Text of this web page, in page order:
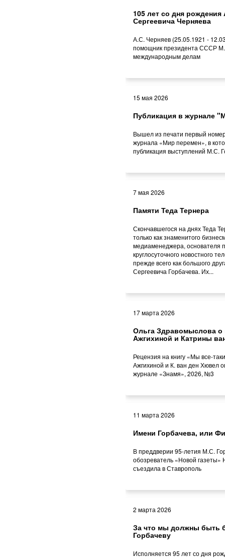
105 лет со дня рождения
Сергеевича Черняева
А.С. Черняев (25.05.1921 -
помощник президента СССР
международным делам
15 мая 2026
Публикация в журнале
Вышел из печати первый
журнала «Мир перемен», в
публикация выступлений М.С.
7 мая 2026
Памяти Теда Тернера
Скончавшегося на днях Теда
только как знаменитого
медиаменеджера, основателя
круглосуточного новостного
прежде всего как большого
Сергеевича Горбачева. Их...
17 марта 2026
Ольга Здравомыслова о
Ажгихиной и Катрины
Рецензия на книгу «Мы все-
Ажгихиной и К. ван ден Хювел
журнале «Знамя», 2026, №3
11 марта 2026
Имени Горбачева, или
В преддверии 95-летия М.С.
обозреватель «Новой газеты»
съездила в Ставрополь
2 марта 2026
За что мы должны быть
Горбачеву
Исполняется 95 лет со дня